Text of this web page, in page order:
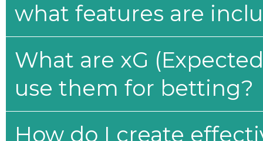
what features are
What are xG
use them for betting?
How do I create